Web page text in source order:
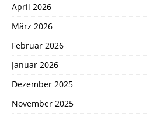
April 2026
März 2026
Februar 2026
Januar 2026
Dezember 2025
November 2025